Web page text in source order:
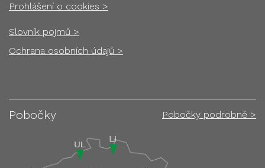
Prohlášení o cookies >
Slovník pojmů >
Ochrana osobních údajů >
Pobočky Pobočky podrobně >